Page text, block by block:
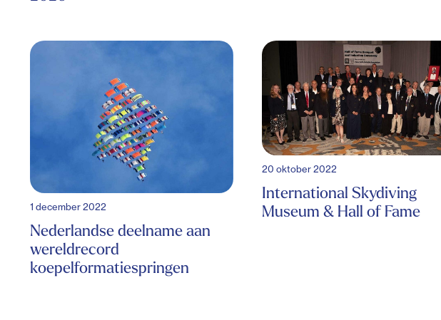
1 december 2022
Nederlandse deelname aan
wereldrecord
koepelformatiespringen
20 oktober 2022
International Skydiving
Museum & Hall of Fame